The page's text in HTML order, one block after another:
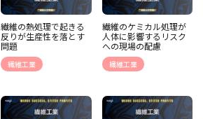
繊維の熱処理で起きる
反りが生産性を落とす
問題
繊維工業
繊維のケミカル処理が
人体に影響するリスク
への現場の配慮
繊維工業